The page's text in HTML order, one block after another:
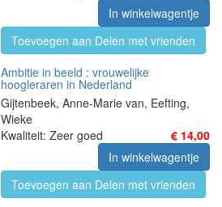
In winkelwagentje
Toevoegen aan Delen met vrienden
Ambitie in beeld : vrouwelijke
hoogleraren in Nederland
Gijtenbeek, Anne-Marie van, Eefting,
Wieke
€ 14,00
Kwaliteit: Zeer goed
In winkelwagentje
Toevoegen aan Delen met vrienden